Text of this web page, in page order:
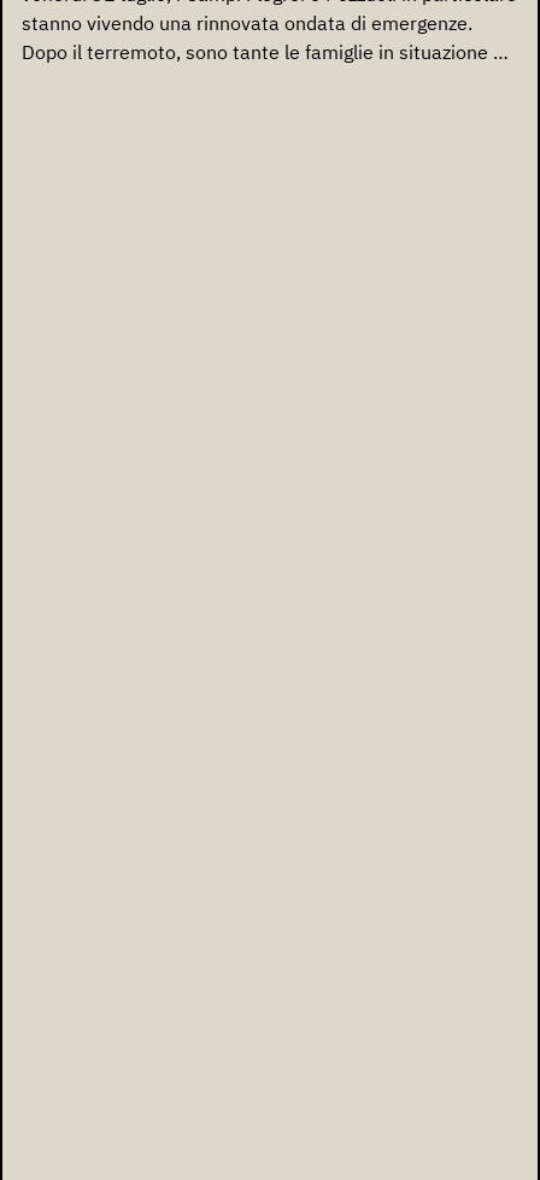
stanno vivendo una rinnovata ondata di emergenze.
Dopo il terremoto, sono tante le famiglie in situazione di